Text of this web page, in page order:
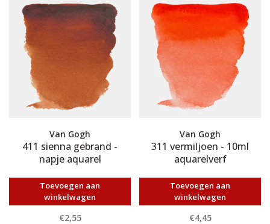
Van Gogh
411 sienna gebrand -
napje aquarel
Toevoegen aan
winkelwagen
€2,55
Van Gogh
311 vermiljoen - 10ml
aquarelverf
Toevoegen aan
winkelwagen
€4,45